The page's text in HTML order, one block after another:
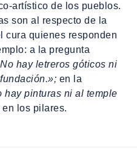
artístico de los pueblos.
son al respecto de la
cura quienes responden
a la pregunta
No hay letreros góticos ni
en la
hay pinturas ni al temple
los pilares.